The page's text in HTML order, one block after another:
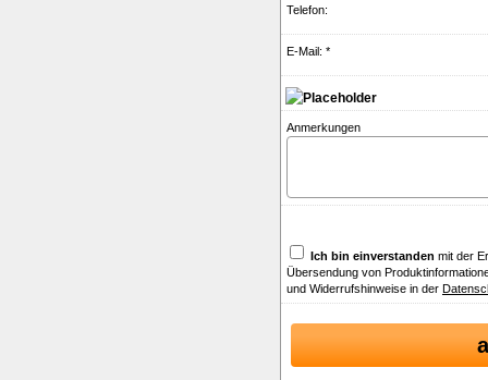
Telefon:
E-Mail: *
Anmerkungen
Ich bin einverstanden mit der
Übersendung von
und Widerrufshinweise in der